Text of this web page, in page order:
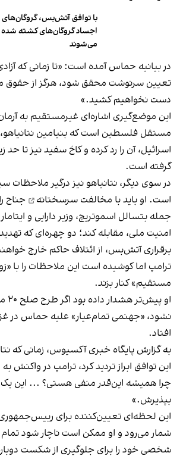
با توافق آتش‌بس، گروگان‌های
اجساد گروگان‌های کشته شده
می‌شوند
در بیانیه حماس آمده است: «تا زمانی که
تعیین سرنوشت محقق شود، هرگز از حقوق
دست نخواهیم کشید.»
این موضع‌گیری اشاره‌ای غیرمستقیم به
مستقل فلسطین است که بنیامین
اسرائیل، آن را رد کرده و کاخ سفید نیز تا حد
گرفته است.
در سوی دیگر، نتانیاهو نیز درگیر ملاحظات
است. او باید با مخالفت سرسختانه
جناح
جمله بتسالل اسموتریچ، وزیر دارایی و
امنیت ملی، مقابله کند؛ دو چهره‌ای که
برقراری آتش‌بس، از ائتلاف حاکم خارج
ترامپ اما کوشیده است این ملاحظات را با
مستقیم» کنار بزند.
او
نشود، «جهنمی تمام‌عیار» علیه حماس در
افتاد.
به گزارش پایگاه خبری آکسیوس، زمانی که
این توافق ابراز تردید کرد، ترامپ در واکنش
چرا همیشه این‌قدر منفی هستی؟ ... این یک
بپذیرش.»
این لحظه‌ای تعیین‌کننده برای رییس‌جمهوری
شمار می‌رود و او ممکن است ناچار شود تمام
شخصی خود را برای جلوگیری از شکست